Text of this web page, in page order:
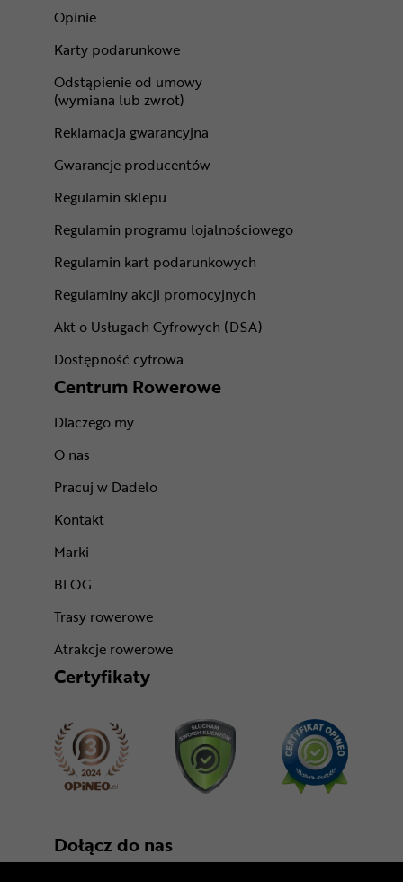
Opinie
Karty podarunkowe
Odstąpienie od umowy
(wymiana lub zwrot)
Reklamacja gwarancyjna
Gwarancje producentów
Regulamin sklepu
Regulamin programu lojalnościowego
Regulamin kart podarunkowych
Regulaminy akcji promocyjnych
Akt o Usługach Cyfrowych (DSA)
Dostępność cyfrowa
Centrum Rowerowe
Dlaczego my
O nas
Pracuj w Dadelo
Kontakt
Marki
BLOG
Trasy rowerowe
Atrakcje rowerowe
Certyfikaty
Dołącz do nas